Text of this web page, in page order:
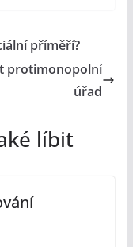
příměří?
protimonopolní
úřad
líbit